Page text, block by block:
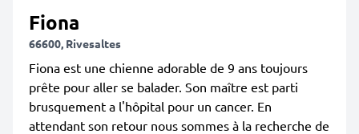
Fiona
66600, Rivesaltes
Fiona est une chienne adorable de 9 ans toujours
prête pour aller se balader. Son maître est parti
brusquement a l'hôpital pour un cancer. En
attendant son retour nous sommes à la recherche de